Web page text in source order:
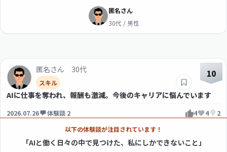
匿名さん
30代 / 男性
10
スキル
匿名さん 30代
AIに仕事を奪われ、報酬も激減。今後のキャリアに悩んでいます
2026.07.26 体験談 2 4 4
2
以下の体験談が注目されています！
「AIと働く日々の中で見つけた、私にしかできないこと」